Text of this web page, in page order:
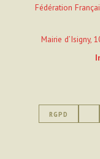
Fédération
Mairie d’Isigny,
RGPD